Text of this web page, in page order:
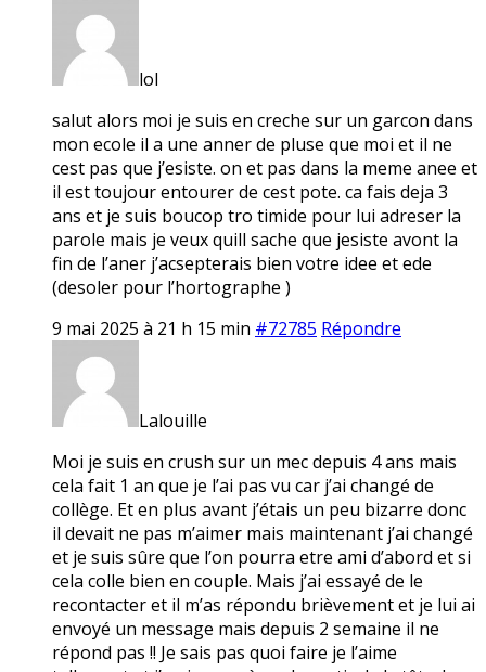
lol
salut alors moi je suis en creche sur un garcon dans
mon ecole il a une anner de pluse que moi et il ne
cest pas que j’esiste. on et pas dans la meme anee et
il est toujour entourer de cest pote. ca fais deja 3
ans et je suis boucop tro timide pour lui adreser la
parole mais je veux quill sache que jesiste avont la
fin de l’aner j’acsepterais bien votre idee et ede
(desoler pour l’hortographe )
9 mai 2025 à 21 h 15 min #72785 Répondre
Lalouille
Moi je suis en crush sur un mec depuis 4 ans mais
cela fait 1 an que je l’ai pas vu car j’ai changé de
collège. Et en plus avant j’étais un peu bizarre donc
il devait ne pas m’aimer mais maintenant j’ai changé
et je suis sûre que l’on pourra etre ami d’abord et si
cela colle bien en couple. Mais j’ai essayé de le
recontacter et il m’as répondu brièvement et je lui ai
envoyé un message mais depuis 2 semaine il ne
répond pas !! Je sais pas quoi faire je l’aime